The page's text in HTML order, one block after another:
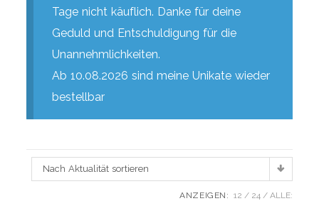
Tage nicht käuflich. Danke für deine
Geduld und Entschuldigung für die
Unannehmlichkeiten.
Ab 10.08.2026 sind meine Unikate wieder
bestellbar
Nach Aktualität sortieren
ANZEIGEN: 12 24 ALLE: